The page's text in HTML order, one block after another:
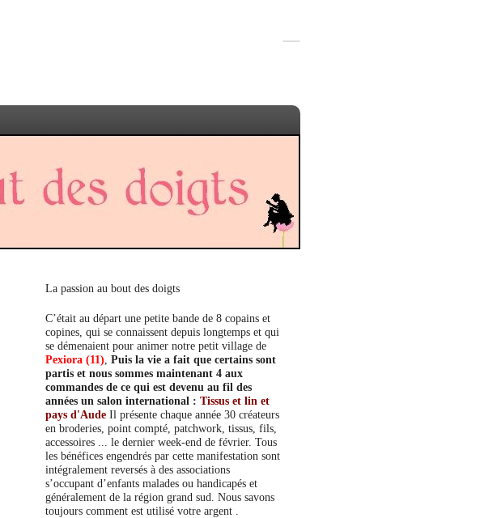
La passion au bout des doigts
C’était au départ une petite bande de 8 copains et
copines, qui se connaissent depuis longtemps et qui
se démenaient pour animer notre petit village de
Pexiora (11) Puis la vie a fait que certains sont
partis et nous sommes maintenant 4 aux
commandes de ce qui est devenu au fil des
années un salon international : Tissus et lin et
pays d'Aude Il présente chaque année 30 créateurs
en broderies, point compté, patchwork, tissus, fils,
accessoires ... le dernier week-end de février. Tous
les bénéfices engendrés par cette manifestation sont
intégralement reversés à des associations
s’occupant d’enfants malades ou handicapés et
généralement de la région grand sud. Nous savons
toujours comment est utilisé votre argent .